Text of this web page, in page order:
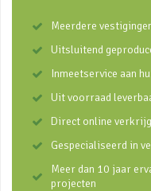
Meerdere
Uitsluitend
Inmeetservice aan
Uit voorraad
Direct online
Gespecialiseerd in
Meer dan 10 jaar
projecten